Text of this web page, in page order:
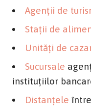
Agenţii de
Staţii de
Unităţi de
Sucursale
instituţiilor
Distanţele